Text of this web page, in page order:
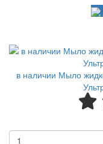
в наличии Мыло